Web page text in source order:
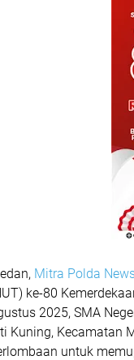
Mitra Polda
ke-80
2025, SMA
Kuning, Kecamatan
untuk